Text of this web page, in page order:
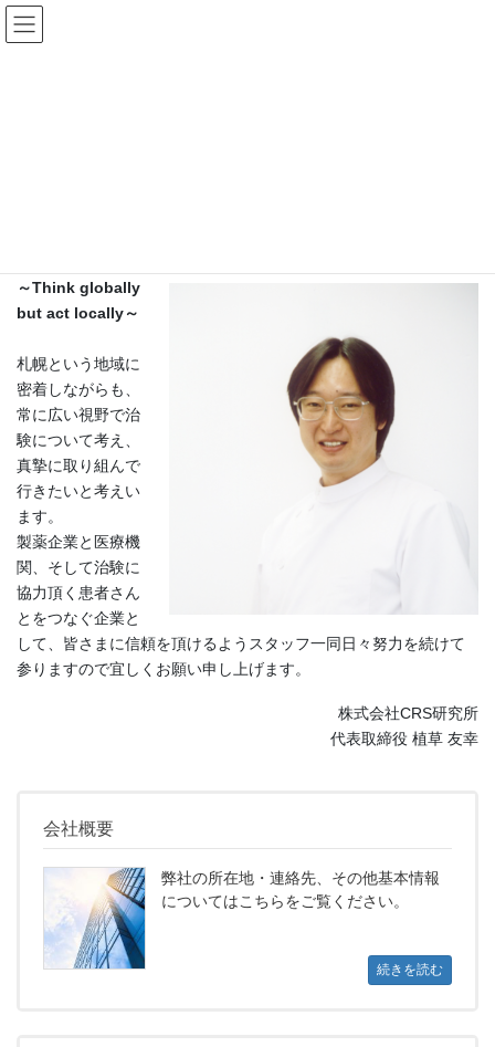
コ
ン
ナ
ビ
～Think globally
but act locally～
札幌という地域に
密着しながらも、
常に広い視野で治
験について考え、
真摯に取り組んで
行きたいと考えい
ます。
製薬企業と医療機
関、そして治験に
協力頂く患者さん
とをつなぐ企業と
して、皆さまに信頼を頂けるようスタッフ一同日々努力を続けて
参りますので宜しくお願い申し上げます。
株式会社CRS研究所
代表取締役 植草 友幸
会社概要
弊社の所在地・連絡先、その他基本情報
についてはこちらをご覧ください。
続きを読む